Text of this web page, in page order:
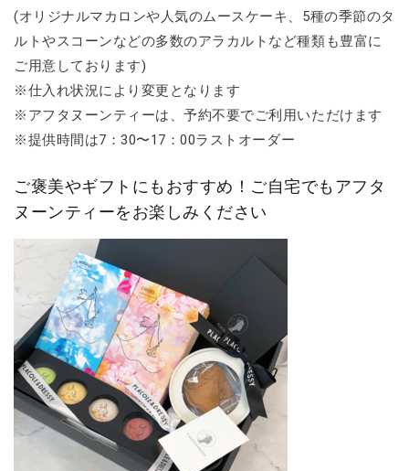
(オリジナルマカロンや人気のムースケーキ、5種の季節のタ
ルトやスコーンなどの多数のアラカルトなど種類も豊富に
ご用意しております)
※仕入れ状況により変更となります
※アフタヌーンティーは、予約不要でご利用いただけます
※提供時間は7：30〜17：00ラストオーダー
ご褒美やギフトにもおすすめ！ご自宅でもアフタ
ヌーンティーをお楽しみください